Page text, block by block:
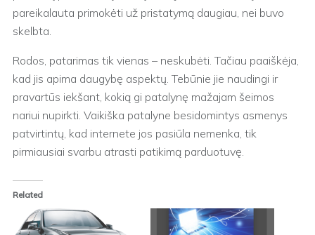
pareikalauta primokėti už pristatymą daugiau, nei buvo
skelbta.
Rodos, patarimas tik vienas – neskubėti. Tačiau paaiškėja,
kad jis apima daugybę aspektų. Tebūnie jie naudingi ir
pravartūs iekšant, kokią gi patalynę mažajam šeimos
nariui nupirkti. Vaikiška patalyne besidomintys asmenys
patvirtintų, kad internete jos pasiūla nemenka, tik
pirmiausiai svarbu atrasti patikimą parduotuvę.
Related